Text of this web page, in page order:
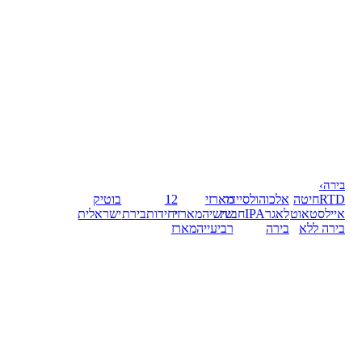
בירה›
RTDחיטה
איילסטאוט
בירה ללא
אלכוהולסיידר
לאגרIPAחבית
בירה
מארזי
שישיהמארזי
רביעייהמארז
12
יחידותבירת
בוטיק
ישראלית